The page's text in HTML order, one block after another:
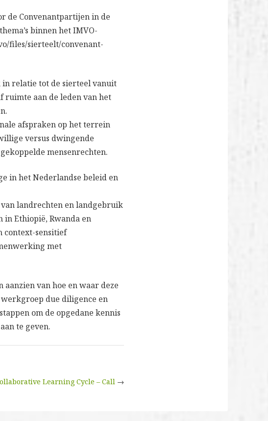
de Convenantpartijen in de
binnen het IMVO-
files/sierteelt/convenant-
relatie tot de sierteel vanuit
ruimte aan de leden van het
afspraken op het terrein
versus dwingende
mensenrechten.
in het Nederlandse beleid en
landrechten en landgebruik
Ethiopië, Rwanda en
context-sensitief
met
van hoe en waar deze
due diligence en
om de opgedane kennis
te geven.
Learning Cycle – Call→